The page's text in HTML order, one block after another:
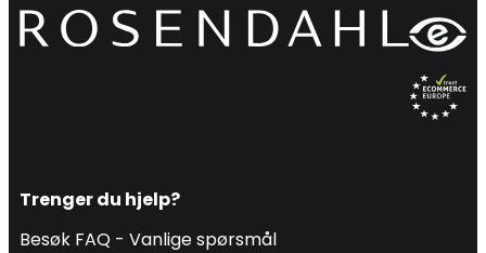
Trenger du hjelp?
Besøk FAQ - Vanlige spørsmål